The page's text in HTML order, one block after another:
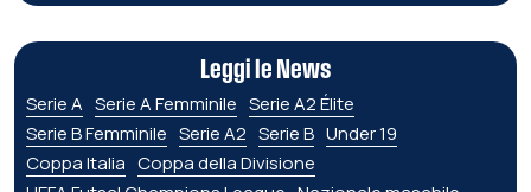
Leggi le News
Serie A Serie A Femminile Serie A2 Élite
Serie B Femminile Serie A2 Serie B Under 19
Coppa Italia Coppa della Divisione